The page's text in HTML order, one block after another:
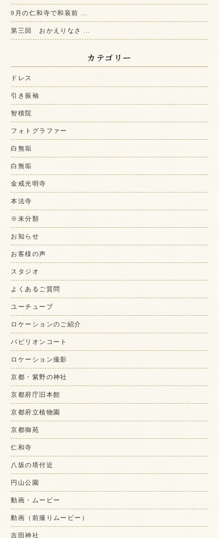
9月の仁和寺で和装前 ...
第三回 おかえりなさ ...
カテゴリー
ドレス
引き振袖
智積院
フォトグラファー
白無垢
白無垢
金戒光明寺
本法寺
※未分類
お知らせ
お客様の声
スタジオ
よくあるご質問
ユーチューブ
ロケーションのご紹介
パビリオンコート
ロケーション撮影
京都・紫野の神社
京都府庁旧本館
京都府立植物園
京都御苑
仁和寺
八坂の塔付近
円山公園
動画・ムービー
動画（前撮りムービー）
吉田神社